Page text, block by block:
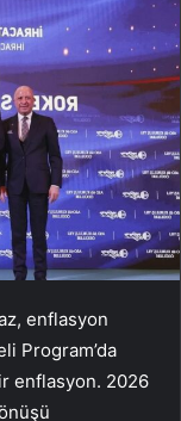
enflasyon
Program’da
enflasyon. 2026